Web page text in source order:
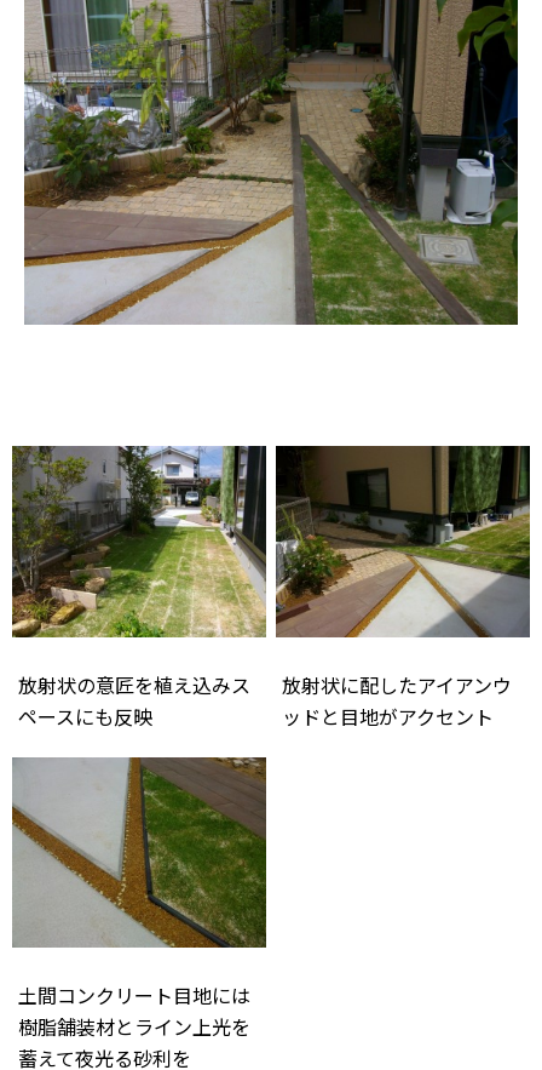
放射状の意匠を植え込みス
ペースにも反映
放射状に配したアイアンウ
ッドと目地がアクセント
土間コンクリート目地には
樹脂舗装材とライン上光を
蓄えて夜光る砂利を